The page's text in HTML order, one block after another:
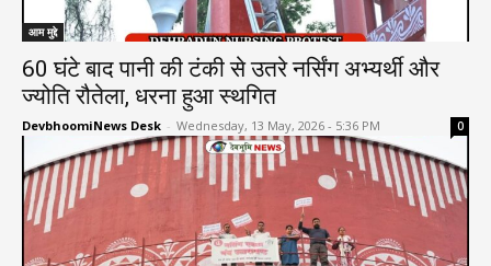
आम मुद्दे
60 घंटे बाद पानी की टंकी से उतरे नर्सिंग अभ्यर्थी और
ज्योति रौतेला, धरना हुआ स्थगित
DevbhoomiNews Desk - Wednesday, 13 May, 2026 - 5:36 PM 0